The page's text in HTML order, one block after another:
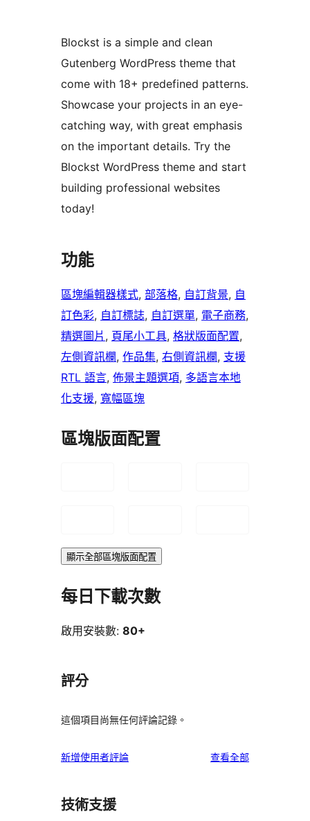
Blockst is a simple and clean
Gutenberg WordPress theme that
come with 18+ predefined patterns.
Showcase your projects in an eye-
catching way, with great emphasis
on the important details. Try the
Blockst WordPress theme and start
building professional websites
today!
功能
區塊編輯器樣式, 部落格, 自訂背景, 自
訂色彩, 自訂標誌, 自訂選單, 電子商務
精選圖片 , 頁尾小工具, 格狀版面配置
左側資訊欄, 作品集, 右側資訊欄, 支援
RTL 語言, 佈景主題選項, 多語言本地
化支援, 寬幅區塊
區塊版面配置
顯示全部區塊版面配置
每日下載次數
啟用安裝數: 80+
評分
這個項目尚無任何評論記錄。
新增使用者評論 查看全部使
技術支援